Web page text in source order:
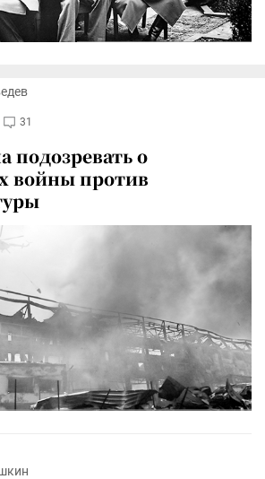
31
подозревать о
войны против